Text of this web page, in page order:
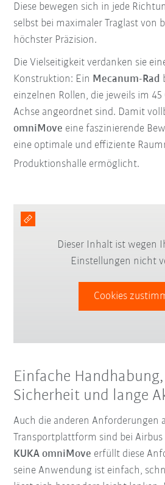
Diese bewegen sich in jede
selbst bei maximaler Traglast von
höchster Präzision.
Die Vielseitigkeit verdanken sie
Konstruktion: Ein Mecanum-Rad
einzelnen Rollen, die jeweils im
Achse angeordnet sind. Damit
omniMove eine faszinierende
eine optimale und effiziente
Produktionshalle ermöglicht.
Dieser Inhalt ist wegen
Einstellungen nicht
Cookies
Einfache
Sicherheit und lange
Auch die anderen Anforderungen
Transportplattform sind bei
KUKA omniMove erfüllt diese
seine Anwendung ist einfach,